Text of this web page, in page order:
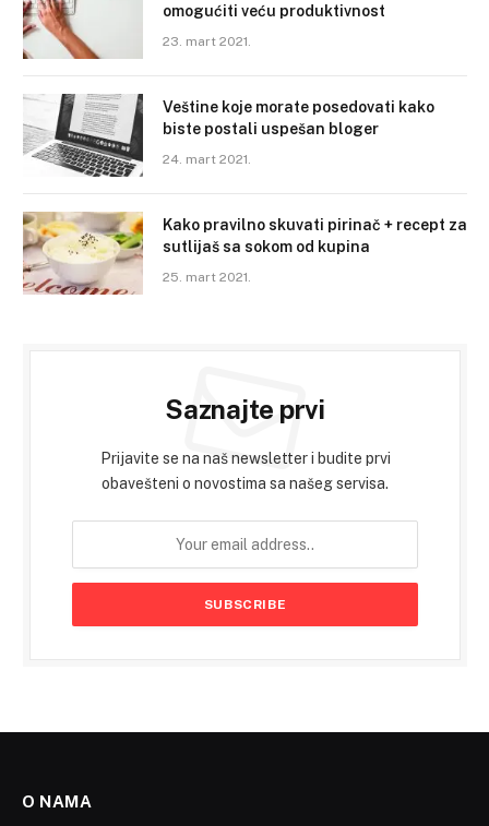
omogućiti veću produktivnost
23. mart 2021.
Veštine koje morate posedovati kako
biste postali uspešan bloger
24. mart 2021.
Kako pravilno skuvati pirinač + recept za
sutlijaš sa sokom od kupina
25. mart 2021.
Saznajte prvi
Prijavite se na naš newsletter i budite prvi
obavešteni o novostima sa našeg servisa.
O NAMA